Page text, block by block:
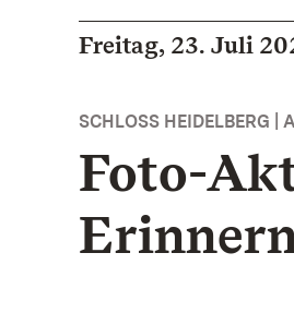
Freitag, 23. Juli
SCHLOSS HEIDELBERG |
Foto-